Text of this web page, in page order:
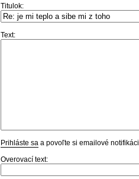
Titulok:
Text:
Prihláste sa a povoľte si emailové
Overovací text: